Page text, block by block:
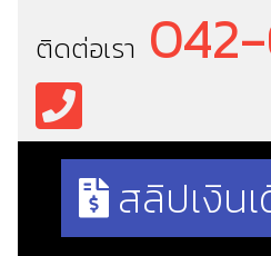
ติดต่อเรา 042-
สลิปเงิน